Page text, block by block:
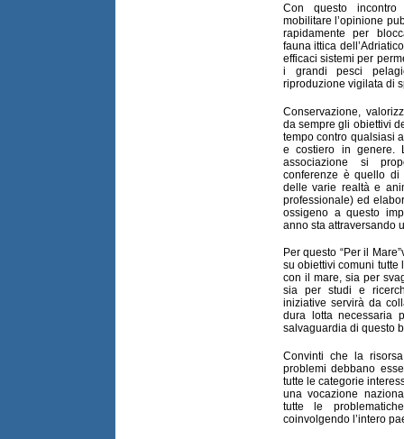
Con questo
mobilitare l’opinione
rapidamente per
fauna ittica
efficaci sistemi per
i grandi pesci
riproduzione vigilata di
Conservazione,
da sempre gli obiettivi
tempo contro qualsiasi
e costiero in genere.
associazione si
conferenze è quello di
delle varie realtà e
professionale) ed
ossigeno a questo
anno sta attraversando
Per questo “Per il
su obiettivi comuni tutte
con il mare, sia per
sia per studi e
iniziative servirà da
dura lotta necessaria
salvaguardia di questo
Convinti che la
problemi debbano
tutte le categorie
una vocazione
tutte le
coinvolgendo l’intero